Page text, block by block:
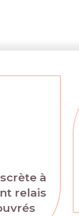
à
relais